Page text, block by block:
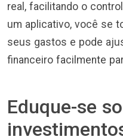
real, facilitando o
um aplicativo, você se
seus gastos e pode
financeiro facilmente
Eduque-se